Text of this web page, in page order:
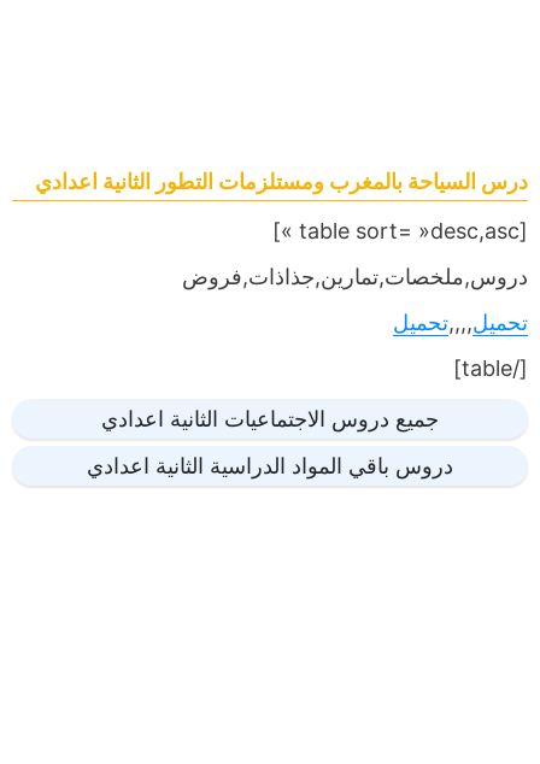
درس السياحة بالمغرب ومستلزمات التطور الثانية اعدادي
[table sort= »desc,asc »]
دروس,ملخصات,تمارين,جذاذات,فروض
تحميل,,,,تحميل
[/table]
جميع دروس الاجتماعيات الثانية اعدادي
دروس باقي المواد الدراسية الثانية اعدادي